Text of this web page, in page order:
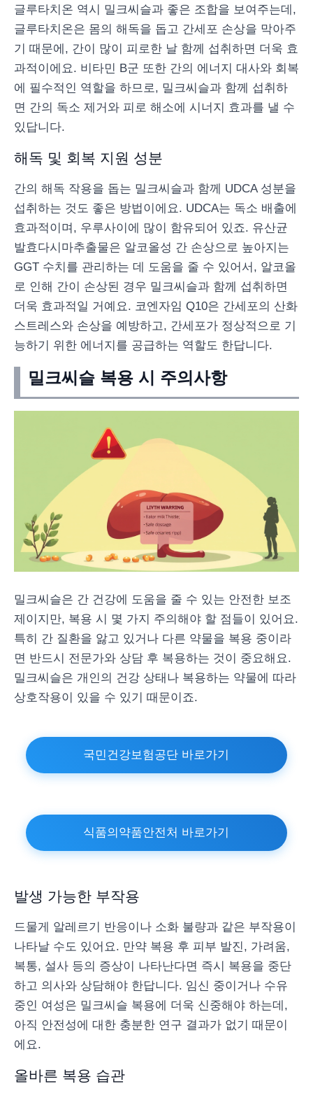
글루타치온 역시 밀크씨슬과 좋은 조합을 보여주는데,
글루타치온은 몸의 해독을 돕고 간세포 손상을 막아주
기 때문에, 간이 많이 피로한 날 함께 섭취하면 더욱 효
과적이에요. 비타민 B군 또한 간의 에너지 대사와 회복
에 필수적인 역할을 하므로, 밀크씨슬과 함께 섭취하
면 간의 독소 제거와 피로 해소에 시너지 효과를 낼 수
있답니다.
해독 및 회복 지원 성분
간의 해독 작용을 돕는 밀크씨슬과 함께 UDCA 성분을
섭취하는 것도 좋은 방법이에요. UDCA는 독소 배출에
효과적이며, 우루사이에 많이 함유되어 있죠. 유산균
발효다시마추출물은 알코올성 간 손상으로 높아지는
GGT 수치를 관리하는 데 도움을 줄 수 있어서, 알코올
로 인해 간이 손상된 경우 밀크씨슬과 함께 섭취하면
더욱 효과적일 거예요. 코엔자임 Q10은 간세포의 산화
스트레스와 손상을 예방하고, 간세포가 정상적으로 기
능하기 위한 에너지를 공급하는 역할도 한답니다.
밀크씨슬 복용 시 주의사항
밀크씨슬은 간 건강에 도움을 줄 수 있는 안전한 보조
제이지만, 복용 시 몇 가지 주의해야 할 점들이 있어요.
특히 간 질환을 앓고 있거나 다른 약물을 복용 중이라
면 반드시 전문가와 상담 후 복용하는 것이 중요해요.
밀크씨슬은 개인의 건강 상태나 복용하는 약물에 따라
상호작용이 있을 수 있기 때문이죠.
국민건강보험공단 바로가기
식품의약품안전처 바로가기
발생 가능한 부작용
드물게 알레르기 반응이나 소화 불량과 같은 부작용이
나타날 수도 있어요. 만약 복용 후 피부 발진, 가려움,
복통, 설사 등의 증상이 나타난다면 즉시 복용을 중단
하고 의사와 상담해야 한답니다. 임신 중이거나 수유
중인 여성은 밀크씨슬 복용에 더욱 신중해야 하는데,
아직 안전성에 대한 충분한 연구 결과가 없기 때문이
에요.
올바른 복용 습관